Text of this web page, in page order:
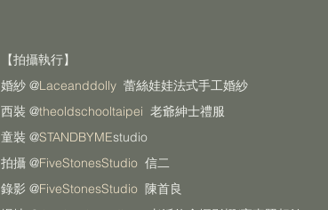
【拍攝執行】
婚紗 @Laceanddolly 蕾絲娃娃法式手工婚紗
西裝 @theoldschooltaipei 老爺紳士禮服
童裝 @STANDBYMEstudio
拍攝 @FiveStonesStudio
  信二
錄影 @FiveStonesStudio
  陳首良